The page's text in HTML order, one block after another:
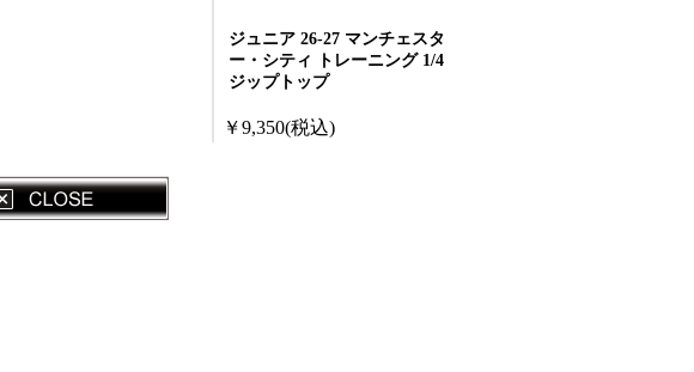
ジュニア 26-27 マンチェスタ
ー・シティ トレーニング 1/4
ジップトップ
￥9,350(税込)